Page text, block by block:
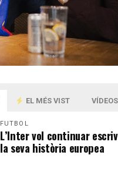
EL MÉS VIST VÍDEOS
FUTBOL
L’Inter vol continuar
la seva història europea